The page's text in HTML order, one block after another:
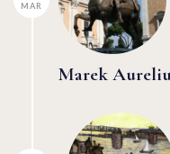
MAR
Marek